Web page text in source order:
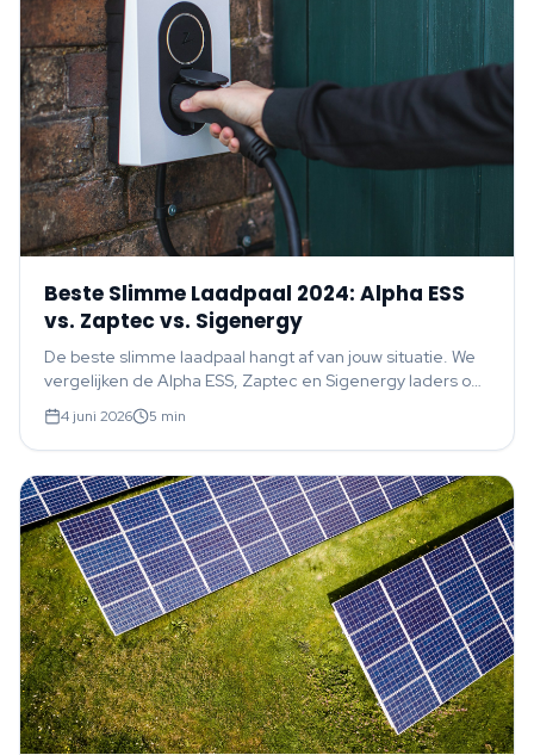
Beste Slimme Laadpaal 2024: Alpha ESS
vs. Zaptec vs. Sigenergy
De beste slimme laadpaal hangt af van jouw situatie. We
vergelijken de Alpha ESS, Zaptec en Sigenergy laders op
de belangrijkste eigenschappen voor thuis.
4 juni 2026 5 min